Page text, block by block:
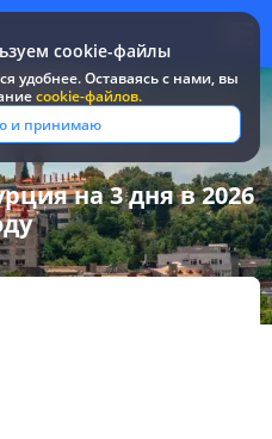
cookie-файлы
удобнее. Оставаясь c нами, вы
cookie-файлов.
и принимаю
/ в Инжекуме на 3 дня
на 3 дня в 2026